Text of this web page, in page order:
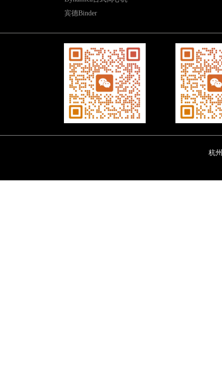
宾德Binder
杭